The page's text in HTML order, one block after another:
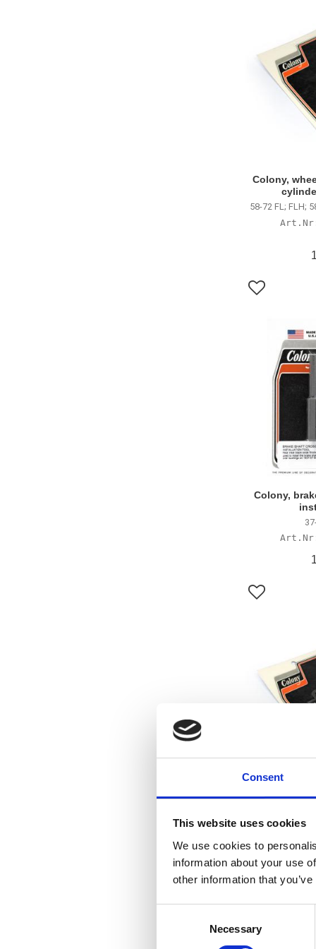
Consent
This website uses cookies
We use cookies to
information about your use
other information that
Necessary
Colony,
58-72 FL; FLH;
Lägg till i
Colony,
Lägg till i
Colony, foot
Lägg till i